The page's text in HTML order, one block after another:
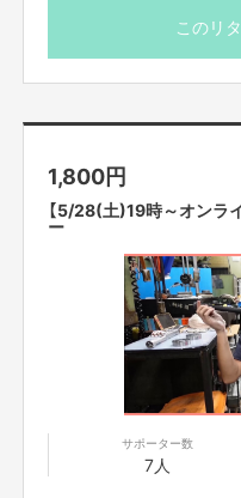
このリ
1,800円
【5/28(土)19時～オンラ
ー
サポーター数
7人